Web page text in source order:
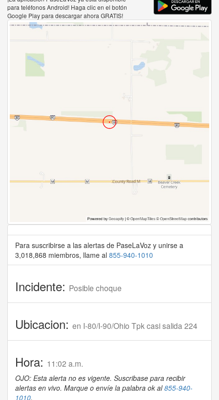
para teléfonos Android! Haga clic en el botón
Google Play para descargar ahora GRATIS!
Para suscribirse a las alertas de PaseLaVoz y unirse a
3,018,868 miembros, llame al 855-940-1010
Incidente: Posible choque
Ubicacion: en I-80/I-90/Ohio Tpk casi salida 224
Hora: 11:02 a.m.
OJO: Esta alerta no es vigente. Suscribase para recibir
alertas en vivo. Marque o envíe la palabra ok al855-940-
1010.